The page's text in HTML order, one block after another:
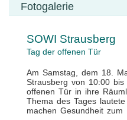
Fotogalerie
SOWI Strausberg
Tag der offenen Tür
Am Samstag, dem 18.
Strausberg von 10:00
offenen Tür in ihre
Thema des Tages
machen Gesundheit zum